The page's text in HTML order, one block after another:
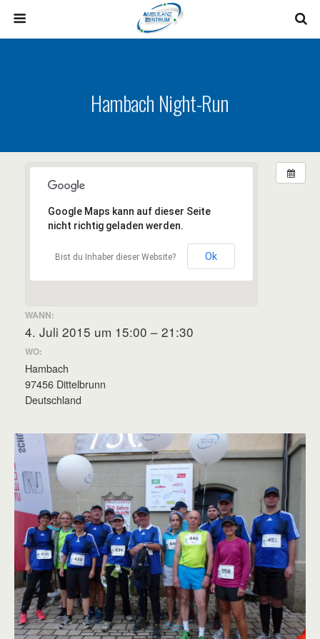
Hambach Night-Run
Google Maps kann auf dieser Seite
nicht richtig geladen werden.
Bist du Inhaber dieser Website? Ok
WANN:
4. Juli 2015 um 15:00 – 21:30
WO:
Hambach
97456 Dittelbrunn
Deutschland